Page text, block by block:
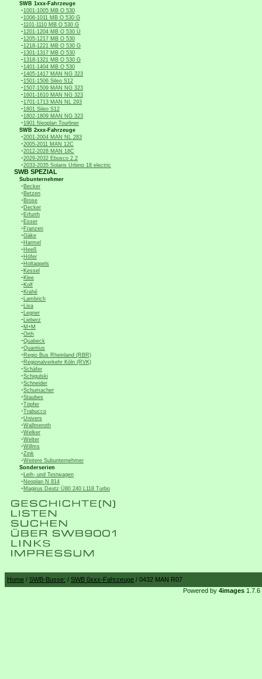
SWB 1xxx-Fahrzeuge
-1001-1005 MB O 530
-1006-1011 MB O 530 G
-1101-1110 MB O 530 G
-1201-1204 MB O 530 Ü
-1205-1217 MB O 530
-1218-1221 MB O 530 G
-1301-1317 MB O 530
-1318-1321 MB O 530 G
-1401-1404 MB O 530
-1405-1417 MAN NG 323
-1501-1506 Sileo S12
-1507-1509 MAN NG 323
-1601-1610 MAN NG 323
-1701-1713 MAN NL 293
-1801 Sileo S12
-1802-1809 MAN NG 323
-1901 Neoplan Tourliner
SWB 2xxx-Fahrzeuge
-2001-2004 MAN NL 283
-2005-2011 MAN 12C
-2012-2028 MAN 18C
-2029-2032 Ebusco 2.2
-2033-2035 Solaris Urbino 18 electric
SWB SPEZIAL
Subunternehmer
-Becker
-Betzen
-Brose
-Decker
-Erfurth
-Esser
-Franzen
-Gäke
-Harmel
-Heeß
-Höfer
-Holtappels
-Kessel
-Klee
-Kolf
-Krahé
-Lambrich
-Lisa
-Legner
-Lieberz
-M+M
-Orth
-Quabeck
-Quantius
-Regio Bus Rheinland (RBR)
-Regionalverkehr Köln (RVK)
-Schäfer
-Schigulski
-Schneider
-Schumacher
-Staubes
-Töpfer
-Trabucco
-Univers
-Wallmeroth
-Welker
-Welter
-Willms
-Zink
-Weitere Subunternehmer
Sonderserien
-Leih- und Testwagen
-Neoplan N 814
-Magirus Deutz Ü80 240 L118 Turbo
Home / SWB-Busse: / SWB 0xxx-Fahrzeuge / 0432 MAN R07
Powered by 4images1.7.6